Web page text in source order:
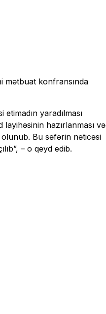
mətbuat konfransında
yaradılması
hazırlanması və
olunub. Bu səfərin nəticəsi
– o qeyd edib.